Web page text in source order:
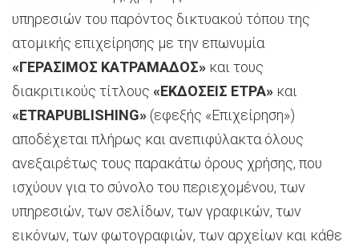
υπηρεσιών του παρόντος δικτυακού τόπου της
ατομικής επιχείρησης με την επωνυμία
«ΓΕΡΑΣΙΜΟΣ ΚΑΤΡΑΜΑΔΟΣ» και τους
διακριτικούς τίτλους «ΕΚΔΟΣΕΙΣ ΕΤΡΑ» και
«ETRAPUBLISHING» (εφεξής «Επιχείρηση»)
αποδέχεται πλήρως και ανεπιφύλακτα όλους
ανεξαιρέτως τους παρακάτω όρους χρήσης, που
ισχύουν για το σύνολο του περιεχομένου, των
υπηρεσιών, των σελίδων, των γραφικών, των
εικόνων, των φωτογραφιών, των αρχείων και κάθε